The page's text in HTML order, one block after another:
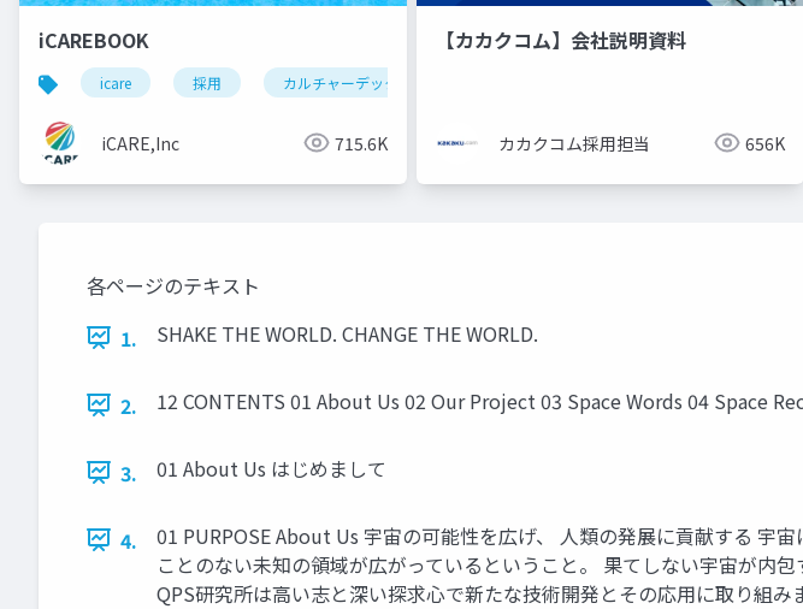
iCAREBOOK
icare 採用 カルチャーデック
iCARE,Inc 715.6K
【カカクコム】会社説明資料
カカクコム採用担当 656K
各ページのテキスト
1.
SHAKE THE WORLD. CHANGE THE WORLD.
2. 12 CONTENTS 01 About Us 02 Our Project 03 Space Words 04 Space
3. 01 About Us はじめまして
4.
01 PURPOSE About Us 宇宙の可能性を広げ、 人類の発展に貢献する 宇
ことのない未知の領域が広がっているということ。 果てしない宇宙が内
QPS研究所は高い志と深い探求心で新たな技術開発とその応用に取り組み